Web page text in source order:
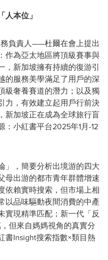
本位」
負責人——杜爾在會上提出
作為亞太地區將頂級賽事與
，新加坡擁有持續的復游引
的服務美學滿足了用戶的深
級奢養賽道的潛力；以及獨
力，有效建立起用戶行前決
新加坡正在成為全球旅行盲
小紅書平台2025年1月-12
」，簡要分析出境游的四大
母出游的都市青年群體增速
依賴實時搜索，但市場上相
以品味驅動夜間消費的中產
實現精準匹配；新一代「反
但來自媽媽視角的真實分
書Insight搜索指數×類目熱